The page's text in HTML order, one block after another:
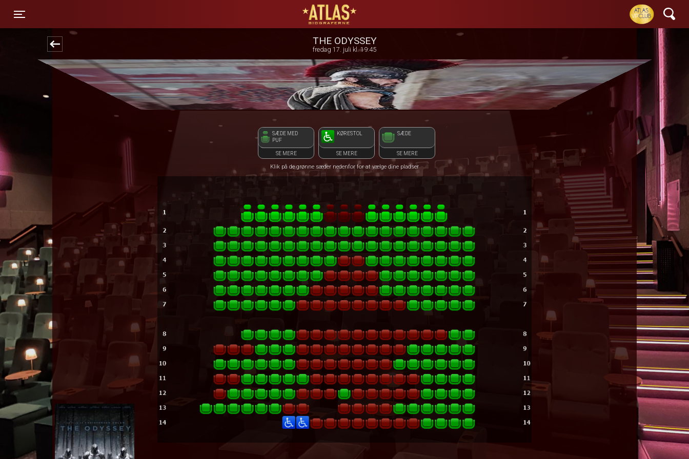
ATLAS Biograferne
THE ODYSSEY
fredag 17. juli kl. 19:45
SÆDE MED
PUF
SE MERE
KØRESTOL
SE MERE
SÆDE
SE MERE
Klik på de grønne sæder nedenfor for at vælge dine pladser
1step-front02 120113